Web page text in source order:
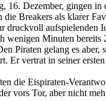
16. Dezember, gingen
Breakers als klarer
druckvoll aufspielenden
wenigen Minuten
Piraten gelang es
Er vertrat in seiner
die Eispiraten-
vors Tor, aber nicht